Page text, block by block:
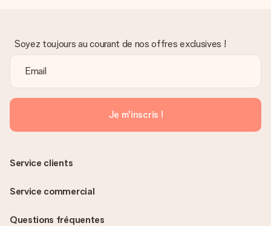
Soyez toujours au courant de nos offres exclusives !
Je m'inscris !
Questions fréquentes
Service clients
Service commercial